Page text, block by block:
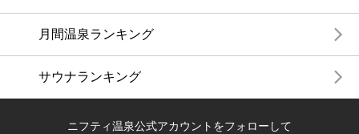
月間温泉ランキング
サウナランキング
ニフティ温泉公式アカウントをフォローして